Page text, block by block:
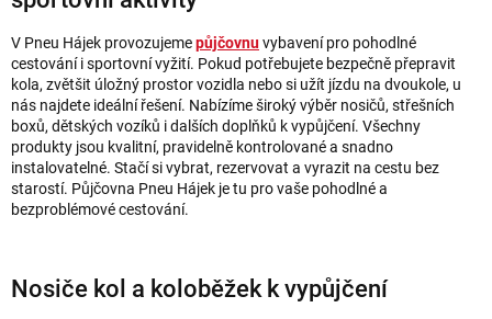
p
i
s
u
V Pneu Hájek provozujemepůjčovnuvybavení pro pohodlné
cestování i sportovní vyžití. Pokud potřebujete bezpečně přepravit
kola, zvětšit úložný prostor vozidla nebo si užít jízdu na dvoukole, u
nás najdete ideální řešení. Nabízíme široký výběr nosičů, střešních
boxů, dětských vozíků i dalších doplňků k vypůjčení. Všechny
produkty jsou kvalitní, pravidelně kontrolované a snadno
instalovatelné. Stačí si vybrat, rezervovat a vyrazit na cestu bez
starostí. Půjčovna Pneu Hájek je tu pro vaše pohodlné a
bezproblémové cestování.
Nosiče kol a koloběžek k vypůjčení